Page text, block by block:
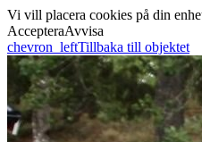
Vi vill placera cookies på din
AccepteraAvvisa
chevron_leftTillbaka till objektet